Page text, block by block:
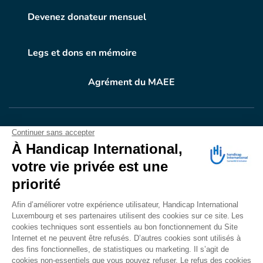
Devenez donateur mensuel
Legs et dons en mémoire
Agrément du MAEE
VOTRE DONEN ACTION
Grâce à vous, en 2024, 604.716 personnes ont
bénéficié d’appareillage et d’activités de réadaptation.
Merci pour votre générosité.
Lire notre rapport annuel